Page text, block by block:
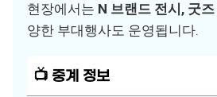
현장에서는 N 브랜드 전시, 굿
양한 부대행사도 운영됩니다.
📺 중계 정보